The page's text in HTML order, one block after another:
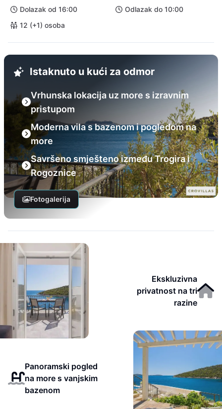
Dolazak od 16:00
Odlazak do 10:00
12 (+1) osoba
Istaknuto u kući za odmor
Vrhunska lokacija uz more s izravnim
pristupom
Moderna vila s bazenom i pogledom na
more
Savršeno smješteno između Trogira i
Rogoznice
Fotogalerija
Ekskluzivna
privatnost na tri
razine
Panoramski pogled
na more s vanjskim
bazenom